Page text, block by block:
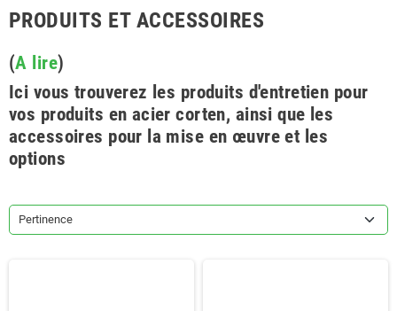
PRODUITS ET ACCESSOIRES
(A lire)
Ici vous trouverez les produits d'entretien pour
vos produits en acier corten, ainsi que les
accessoires pour la mise en œuvre et les
options
Pertinence